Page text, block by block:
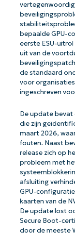
bepaalde GPU-
eerste ESU-
uit van de
de standaard
voor
ingeschreven
De update
die zijn
maart 2026,
fouten. Naast
release zich op
probleem met
afsluiting
GPU-
kaarten van de
De update lost
Secure Boot-
door de meeste